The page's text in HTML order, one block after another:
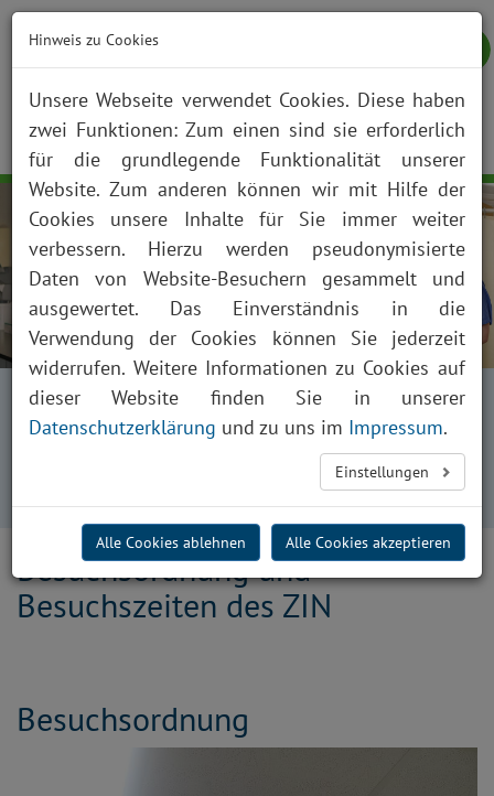
NOTFALL KONTAKT ANFAHRT JOBS SUCHE
Startseite
Fachabteilungen
Kliniken, Institute und Funktionsbereiche
Anästhesiologie und Intensivmedizin
Zentrum für Intensiv- und Notfallmedizin
Besuchsordnung und Besuchszeiten des ZIN
Besuchsordnung und
Besuchszeiten des ZIN
Besuchsordnung
Hinweis zu Cookies
Unsere Webseite verwendet Cookies. Diese haben
zwei Funktionen: Zum einen sind sie erforderlich
für die grundlegende Funktionalität unserer
Website. Zum anderen können wir mit Hilfe der
Cookies unsere Inhalte für Sie immer weiter
verbessern. Hierzu werden pseudonymisierte
Daten von Website-Besuchern gesammelt und
ausgewertet. Das Einverständnis in die
Verwendung der Cookies können Sie jederzeit
widerrufen. Weitere Informationen zu Cookies auf
dieser Website finden Sie in unserer
Datenschutzerklärung und zu uns im Impressum.
Einstellungen
Alle Cookies ablehnen Alle Cookies akzeptieren